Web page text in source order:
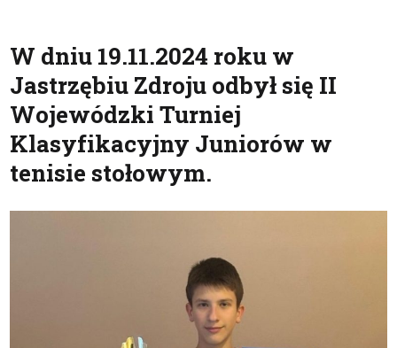
W dniu 19.11.2024 roku w
Jastrzębiu Zdroju odbył się II
Wojewódzki Turniej
Klasyfikacyjny Juniorów w
tenisie stołowym.